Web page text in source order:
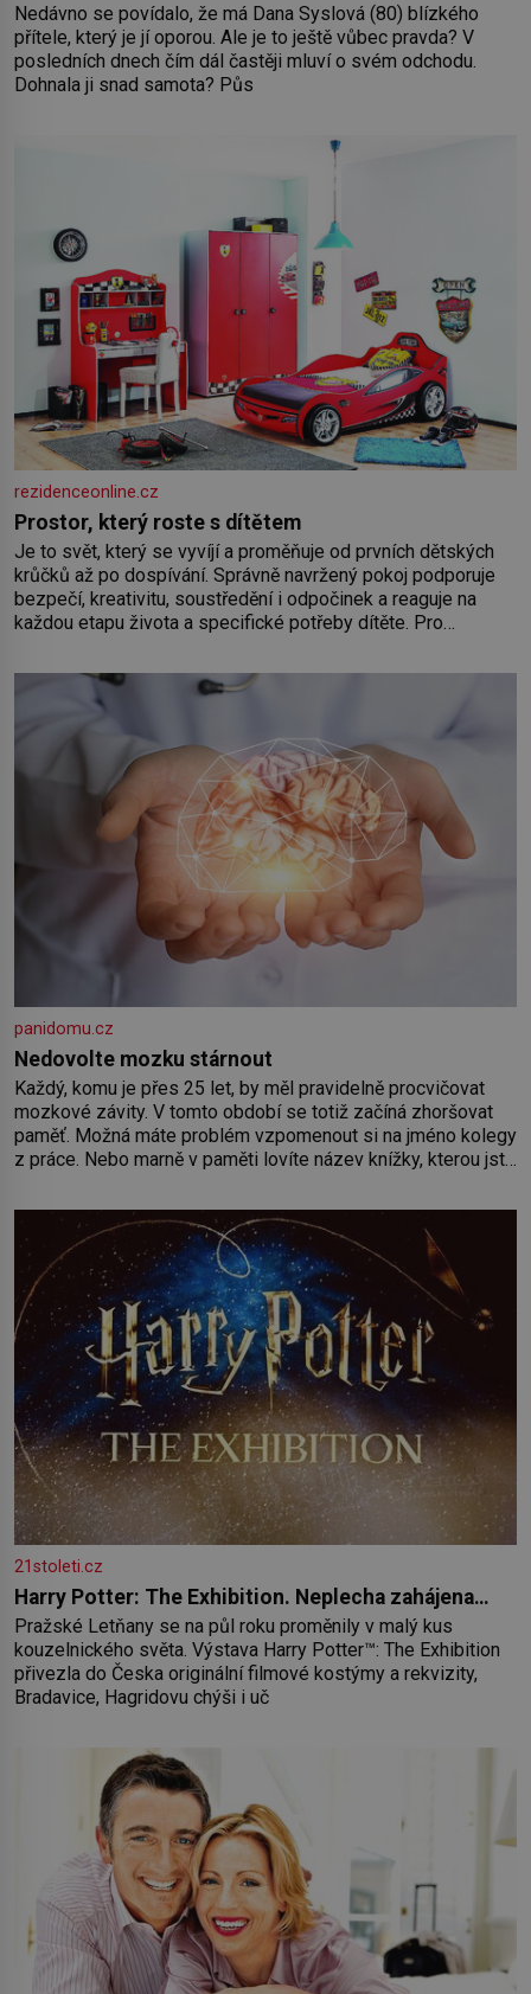
Nedávno se povídalo, že má Dana Syslová (80) blízkého
přítele, který je jí oporou. Ale je to ještě vůbec pravda? V
posledních dnech čím dál častěji mluví o svém odchodu.
Dohnala ji snad samota? Půs
rezidenceonline.cz
Prostor, který roste s dítětem
Je to svět, který se vyvíjí a proměňuje od prvních dětských
krůčků až po dospívání. Správně navržený pokoj podporuje
bezpečí, kreativitu, soustředění i odpočinek a reaguje na
každou etapu života a specifické potřeby dítěte. Pro
by pokoj miminka měl působit především klidně a útulně.
Předškolní věk je
panidomu.cz
Nedovolte mozku stárnout
Každý, komu je přes 25 let, by měl pravidelně procvičovat
mozkové závity. V tomto období se totiž začíná zhoršovat
paměť. Možná máte problém vzpomenout si na jméno kolegy
z práce. Nebo marně v paměti lovíte název knížky, kterou jste
paměť rozhodla stávkovat. Cvičte
21stoleti.cz
Harry Potter: The Exhibition. Neplecha zahájena…
Pražské Letňany se na půl roku proměnily v malý kus
kouzelnického světa. Výstava Harry Potter™: The Exhibition
přivezla do Česka originální filmové kostýmy a rekvizity,
Bradavice, Hagridovu chýši i uč